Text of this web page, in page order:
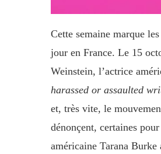
Cette semaine marque
jour en France. Le 15
Weinstein, l’actrice
harassed or assaulted
et, très vite, le
dénonçent, certaines
américaine Tarana